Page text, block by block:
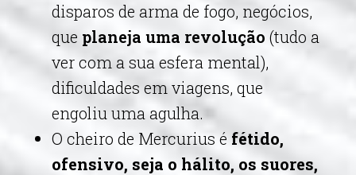
disparos de arma de fogo, negócios,
que planeja uma revolução (tudo a
ver com a sua esfera mental),
dificuldades em viagens, que
engoliu uma agulha.
O cheiro de Mercurius é fétido,
ofensivo, seja o hálito, os suores,